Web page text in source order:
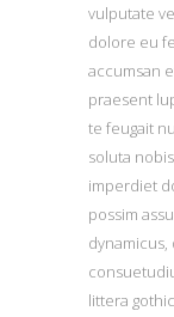
vulputate
dolore eu
accumsan
praesent
te feugait
soluta
imperdiet
possim
littera